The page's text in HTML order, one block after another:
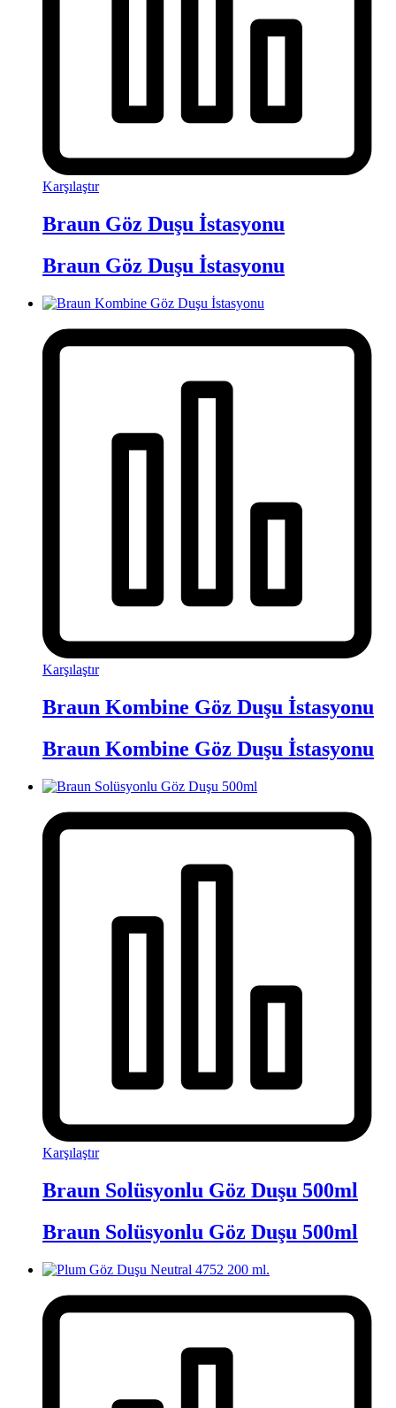
Karşılaştır
Braun Göz Duşu İstasyonu
Braun Göz Duşu İstasyonu
Karşılaştır
Braun Kombine Göz Duşu İstasyonu
Braun Kombine Göz Duşu İstasyonu
Karşılaştır
Braun Solüsyonlu Göz Duşu 500ml
Braun Solüsyonlu Göz Duşu 500ml